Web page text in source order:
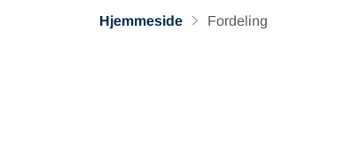
Hjemmeside Fordeling